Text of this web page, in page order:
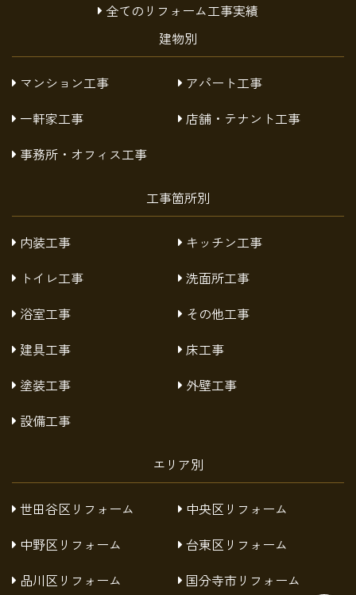
全てのリフォーム工事実績
建物別
マンション工事
アパート工事
一軒家工事
店舗・テナント工事
事務所・オフィス工事
工事箇所別
内装工事
キッチン工事
トイレ工事
洗面所工事
浴室工事
その他工事
建具工事
床工事
塗装工事
外壁工事
設備工事
エリア別
世田谷区リフォーム
中央区リフォーム
中野区リフォーム
台東区リフォーム
品川区リフォーム
国分寺市リフォーム